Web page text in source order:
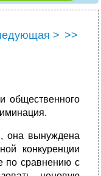
> >>
общественного
она вынуждена
конкуренции
по сравнению с